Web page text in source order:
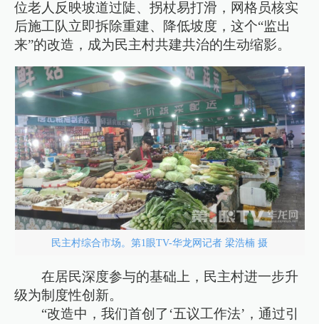
位老人反映坡道过陡、拐杖易打滑，网格员核实
后施工队立即拆除重建、降低坡度，这个“监出
来”的改造，成为民主村共建共治的生动缩影。
民主村综合市场。第1眼TV-华龙网记者 梁浩楠 摄
在居民深度参与的基础上，民主村进一步升
级为制度性创新。
“改造中，我们首创了‘五议工作法’，通过引